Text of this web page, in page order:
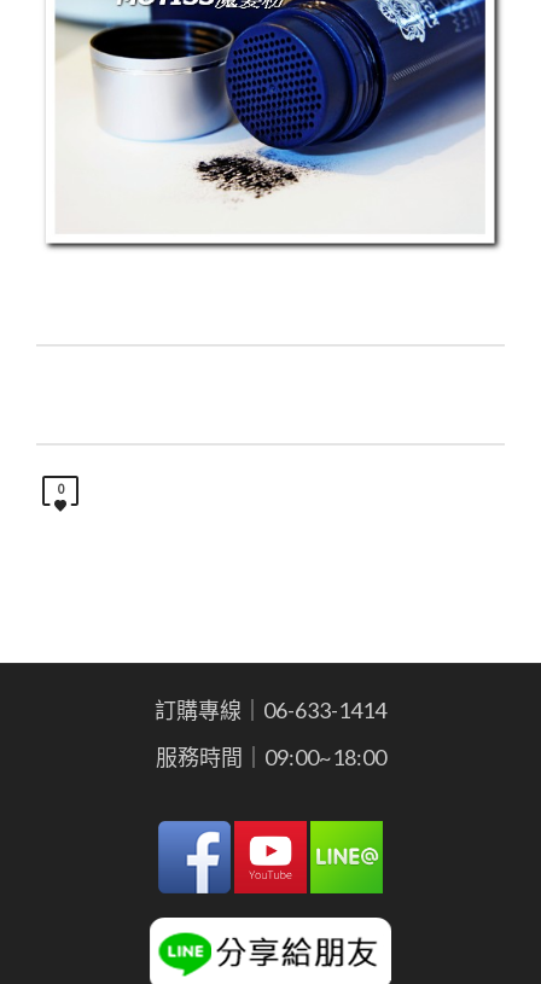
0
訂購專線｜06-633-1414
服務時間｜09:00~18:00